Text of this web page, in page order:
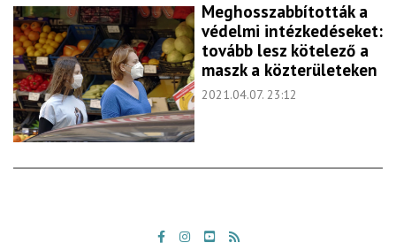
Meghosszabbították a
védelmi intézkedéseket:
tovább lesz kötelező a
maszk a közterületeken
2021.04.07. 23:12